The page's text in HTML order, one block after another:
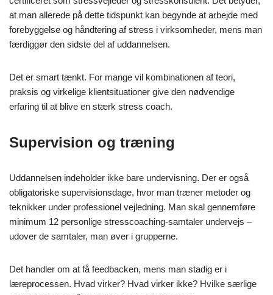
at man allerede på dette tidspunkt kan begynde at arbejde med
forebyggelse og håndtering af stress i virksomheder, mens man
færdiggør den sidste del af uddannelsen.
Det er smart tænkt. For mange vil kombinationen af teori,
praksis og virkelige klientsituationer give den nødvendige
erfaring til at blive en stærk stress coach.
Supervision og træning
Uddannelsen indeholder ikke bare undervisning. Der er også
obligatoriske supervisionsdage, hvor man træner metoder og
teknikker under professionel vejledning. Man skal gennemføre
minimum 12 personlige stresscoaching-samtaler undervejs –
udover de samtaler, man øver i grupperne.
Det handler om at få feedbacken, mens man stadig er i
læreprocessen. Hvad virker? Hvad virker ikke? Hvilke særlige